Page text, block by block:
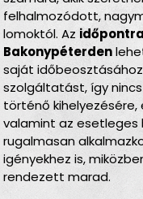
felhalmozódott,
lomoktól. Az
Bakonypéterden
saját
szolgáltatást, így
történő kihelyezésére,
valamint az esetleges
rugalmasan
igényekhez is,
rendezett marad.